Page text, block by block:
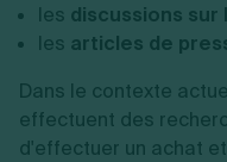
les discussions sur
les articles de
Dans le contexte
effectuent des
d'effectuer un achat